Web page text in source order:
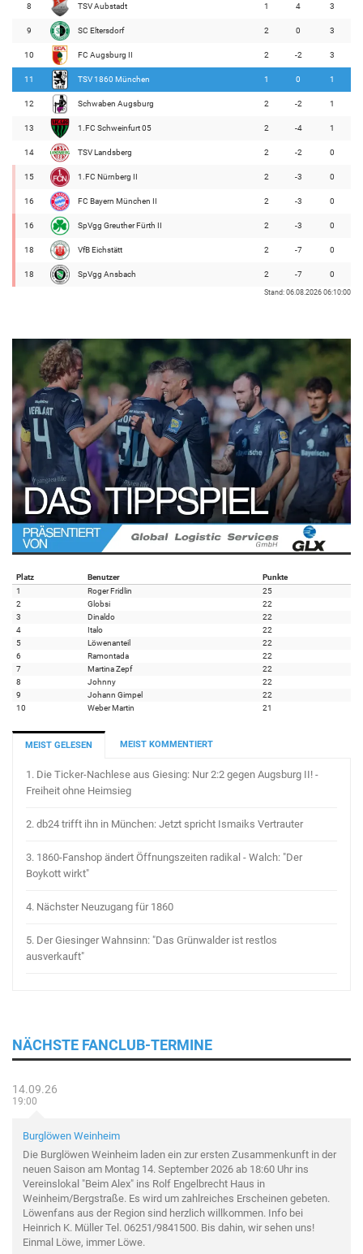
8 TSV Aubstadt 1 4 3
9 SC Eltersdorf 2 0 3
10 FC Augsburg II 2 -2 3
11 TSV 1860 München 1 0 1
12 Schwaben Augsburg 2 -2 1
13 1.FC Schweinfurt 05 2 -4 1
14 TSV Landsberg 2 -2 0
15 1.FC Nürnberg II 2 -3 0
16 FC Bayern München II 2 -3 0
16 SpVgg Greuther Fürth II 2 -3 0
18 VfB Eichstätt 2 -7 0
18 SpVgg Ansbach 2 -7 0
Stand: 06.08.2026 06:10:00
Platz Benutzer
Punkte
1
Roger Fridlin
25
2
Globsi
22
3
Dinaldo
22
4
Italo
22
5
Löwenanteil
22
6
Ramontada
22
7
Martina Zepf
22
8
Johnny
22
9
Johann Gimpel
22
10
Weber Martin 21
MEIST GELESEN MEIST KOMMENTIERT
1. Die Ticker-Nachlese aus Giesing: Nur 2:2 gegen Augsburg II! -
Freiheit ohne Heimsieg
2. db24 trifft ihn in München: Jetzt spricht Ismaiks Vertrauter
3. 1860-Fanshop ändert Öffnungszeiten radikal - Walch: "Der
Boykott wirkt"
4. Nächster Neuzugang für 1860
5. Der Giesinger Wahnsinn: "Das Grünwalder ist restlos
ausverkauft"
NÄCHSTE FANCLUB-TERMINE
14.09.26
19:00
Burglöwen Weinheim
Die Burglöwen Weinheim laden ein zur ersten Zusammenkunft in der
neuen Saison am Montag 14. September 2026 ab 18:60 Uhr ins
Vereinslokal "Beim Alex" ins Rolf Engelbrecht Haus in
Weinheim/Bergstraße. Es wird um zahlreiches Erscheinen gebeten.
Löwenfans aus der Region sind herzlich willkommen. Info bei
Heinrich K. Müller Tel. 06251/9841500. Bis dahin, wir sehen uns!
Einmal Löwe, immer Löwe.